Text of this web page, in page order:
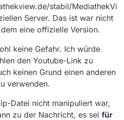
stabil/MediathekVi
Server. Das ist war nicht
eine offizielle Version.
keine Gefahr. Ich würde
den Youtube-Link zu
keinen Grund einen anderen
verwenden.
Datei nicht manipuliert war,
zu der Nachricht, es sei für